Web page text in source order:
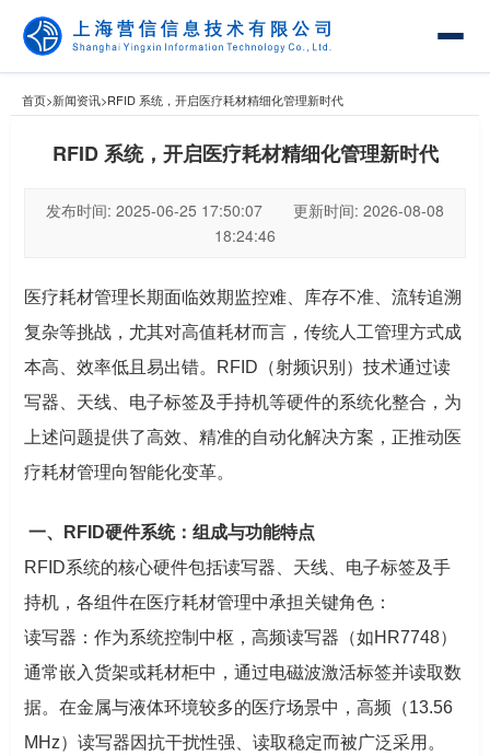
首页>新闻资讯>RFID 系统，开启医疗耗材精细化管理新时代
RFID 系统，开启医疗耗材精细化管理新时代
发布时间: 2025-06-25 17:50:07 更新时间: 2026-08-08
18:24:46
医疗耗材管理长期面临效期监控难、库存不准、流转追溯
复杂等挑战，尤其对高值耗材而言，传统人工管理方式成
本高、效率低且易出错。RFID（射频识别）技术通过读
写器、天线、电子标签及手持机等硬件的系统化整合，为
上述问题提供了高效、精准的自动化解决方案，正推动医
疗耗材管理向智能化变革。
一、RFID硬件系统：组成与功能特点
RFID系统的核心硬件包括读写器、天线、电子标签及手
持机，各组件在医疗耗材管理中承担关键角色：
读写器：作为系统控制中枢，高频读写器（如HR7748）
通常嵌入货架或耗材柜中，通过电磁波激活标签并读取数
据。在金属与液体环境较多的医疗场景中，高频（13.56
MHz）读写器因抗干扰性强、读取稳定而被广泛采用。